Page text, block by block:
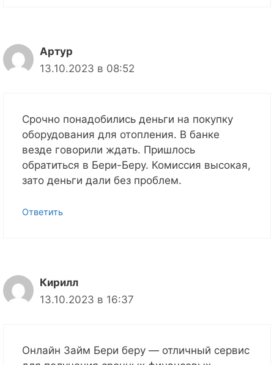
Артур
13.10.2023 в 08:52
Срочно понадобились деньги на покупку
оборудования для отопления. В банке
везде говорили ждать. Пришлось
обратиться в Бери-Беру. Комиссия высокая,
зато деньги дали без проблем.
Ответить
Кирилл
13.10.2023 в 16:37
Онлайн Займ Бери беру — отличный сервис